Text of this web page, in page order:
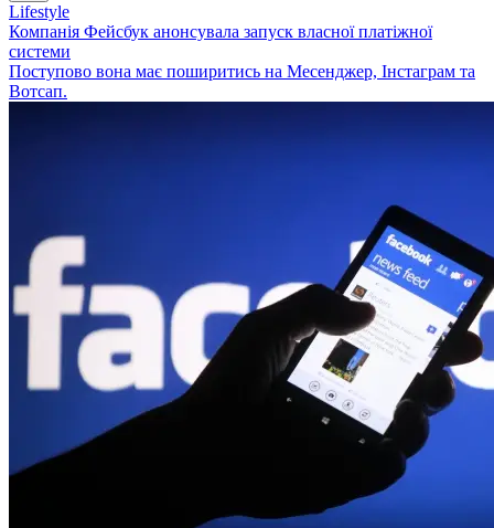
Lifestyle
Компанія Фейсбук анонсувала запуск власної платіжної
системи
Поступово вона має поширитись на Месенджер, Інстаграм та
Вотсап.